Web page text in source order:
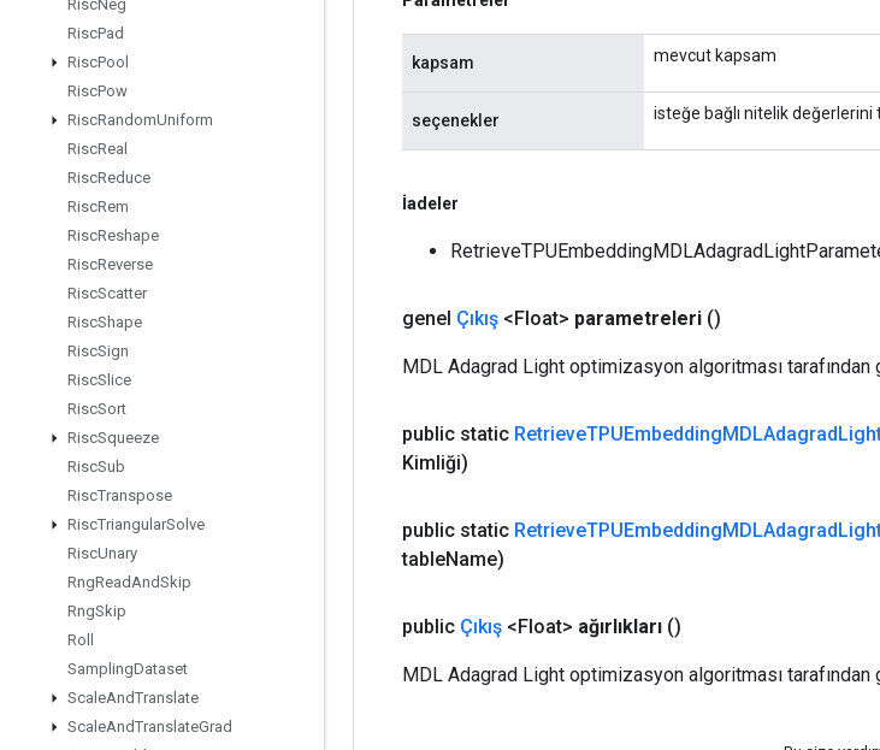
RiscNeg
RiscPad
RiscPool
RiscPow
RiscRandomUniform
RiscReal
RiscReduce
RiscRem
RiscReshape
RiscReverse
RiscScatter
RiscShape
RiscSign
RiscSlice
RiscSort
RiscSqueeze
RiscSub
RiscTranspose
RiscTriangularSolve
RiscUnary
RngReadAndSkip
RngSkip
Roll
SamplingDataset
ScaleAndTranslate
ScaleAndTranslateGrad
kapsam mevcut kapsam
seçenekler isteğe bağlı nitelik değerlerini
İadeler
genel Çıkış <Float> parametreleri ()
MDL Adagrad Light optimizasyon algoritması
public static RetrieveTPUEmbeddingMDLAdagrad
Kimliği)
public static RetrieveTPUEmbeddingMDLAdagrad
tableName)
public Çıkış <Float> ağırlıkları ()
MDL Adagrad Light optimizasyon algoritması tarafından